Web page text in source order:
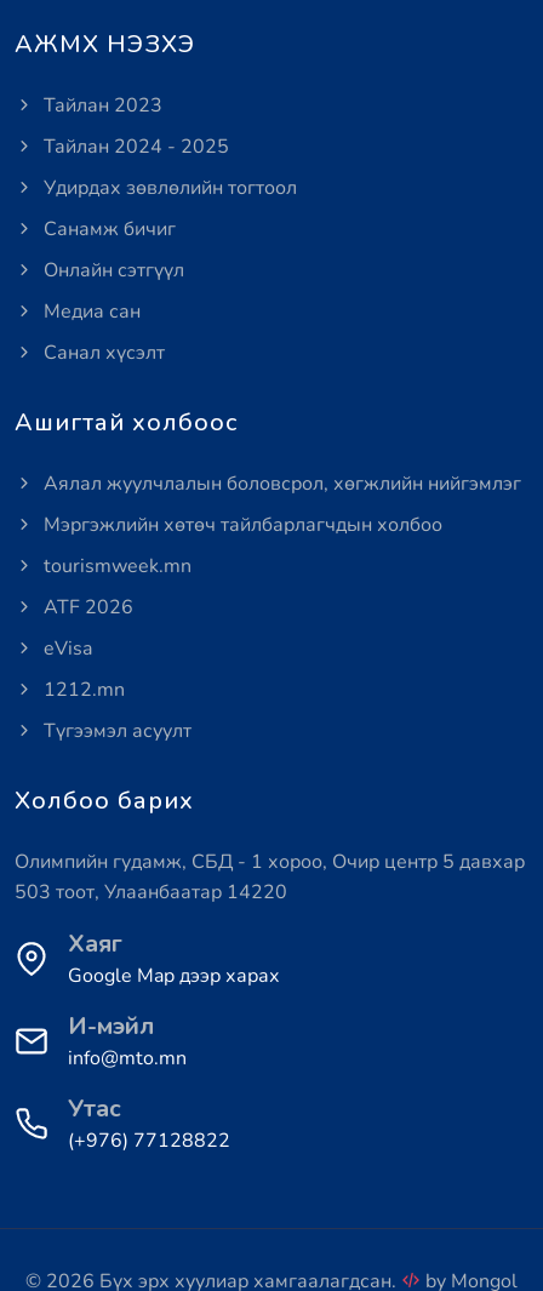
АЖМХ НЭЗХЭ
Тайлан 2023
Тайлан 2024 - 2025
Удирдах зөвлөлийн тогтоол
Санамж бичиг
Онлайн сэтгүүл
Медиа сан
Санал хүсэлт
Ашигтай холбоос
Аялал жуулчлалын боловсрол, хөгжлийн нийгэмлэг
Мэргэжлийн хөтөч тайлбарлагчдын холбоо
tourismweek.mn
ATF 2026
eVisa
1212.mn
Түгээмэл асуулт
Холбоо барих
Олимпийн гудамж, СБД - 1 хороо, Очир центр 5 давхар
503 тоот, Улаанбаатар 14220
Хаяг
Google Map дээр харах
И-мэйл
info@mto.mn
Утас
(+976) 77128822
© 2026 Бүх эрх хуулиар хамгаалагдсан. by Mongol